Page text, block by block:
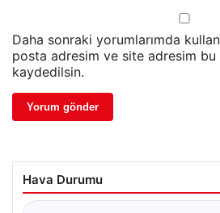
Daha sonraki yorumlarımda
posta adresim ve site adresim bu
kaydedilsin.
Hava Durumu